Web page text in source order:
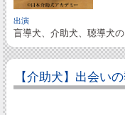
出演
盲導犬、介助犬、聴導犬
【介助犬】出会い